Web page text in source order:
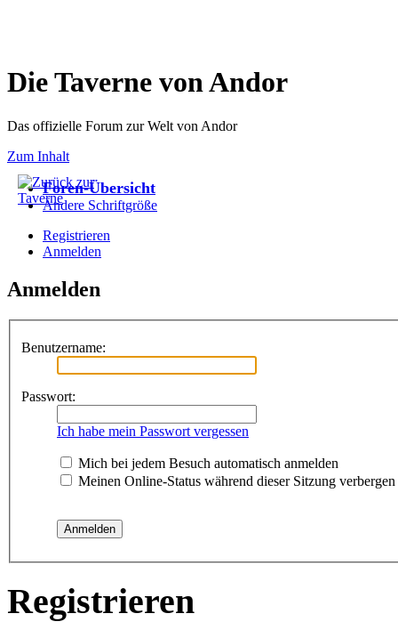
Die Taverne von Andor
Das offizielle Forum zur Welt von Andor
Zum Inhalt
Foren-Übersicht
Ändere Schriftgröße
Registrieren
Anmelden
Anmelden
Benutzername:
Passwort:
Ich habe mein Passwort vergessen
Mich bei jedem Besuch automatisch anmelden
Meinen Online-Status während dieser Sitzung verbergen
Registrieren